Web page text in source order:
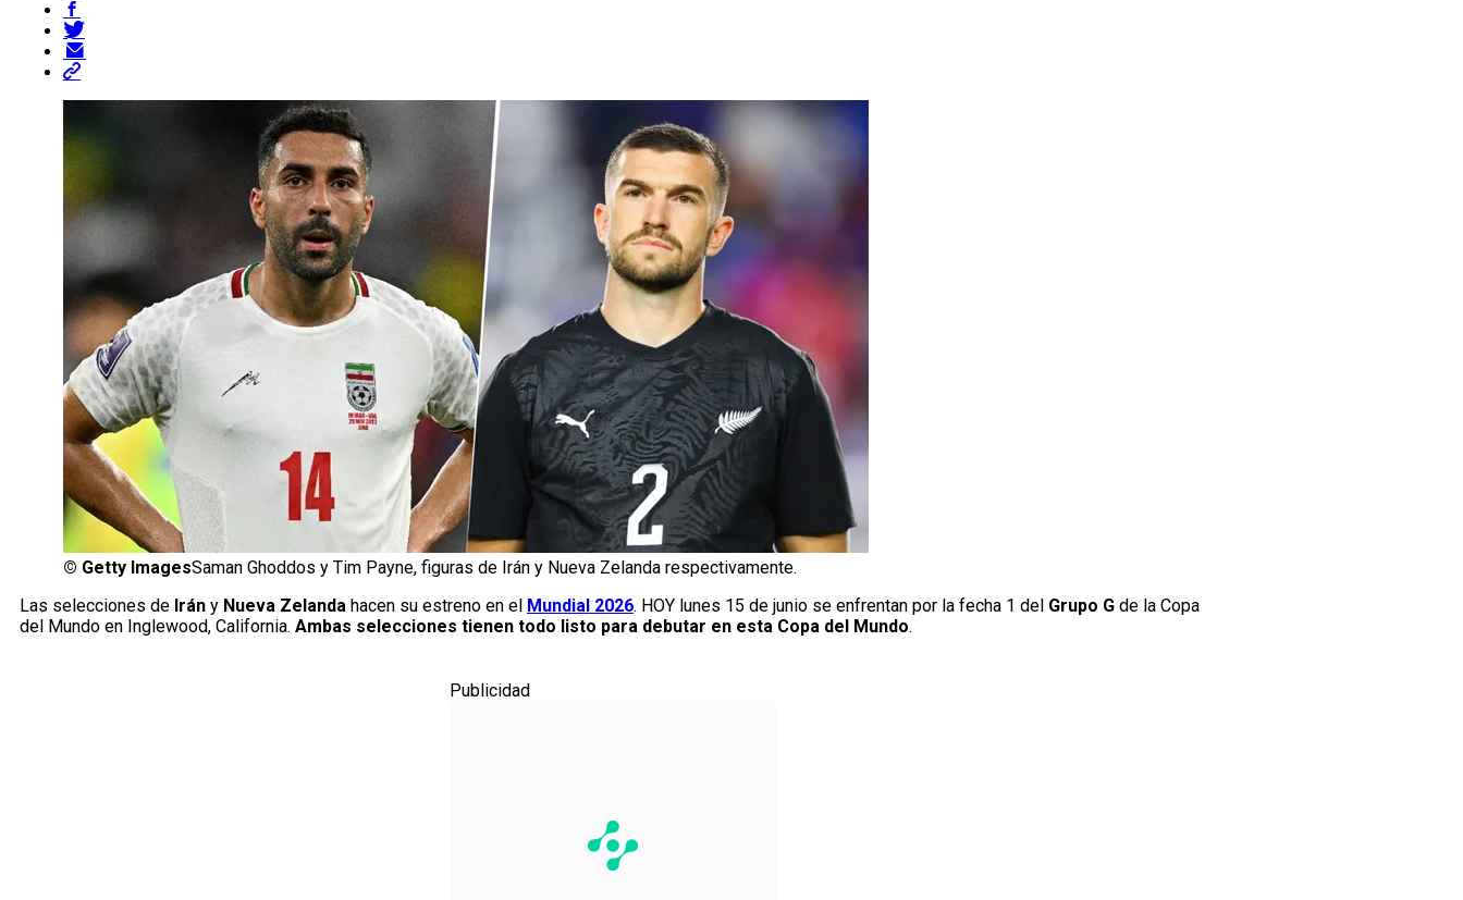
© Getty ImagesSaman Ghoddos y Tim Payne, figuras de Irán y Nueva Zelanda respectivamente.
Las selecciones de Irán y Nueva Zelanda hacen su estreno en el Mundial 2026. HOY lunes 15 de junio se enfrentan por la fecha 1 del Grupo G de la Copa
del Mundo en Inglewood, California. Ambas selecciones tienen todo listo para debutar en esta Copa del Mundo.
Publicidad